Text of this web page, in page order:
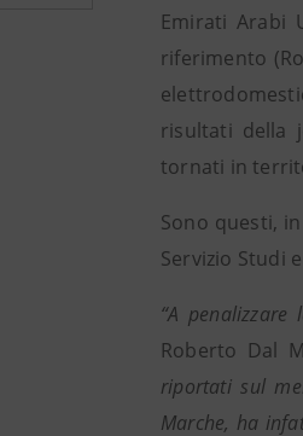
Emirati Arabi
riferimento
risultati della
tornati in
Sono questi,
Servizio Studi
“A
Roberto Dal
riportati sul
Marche, ha